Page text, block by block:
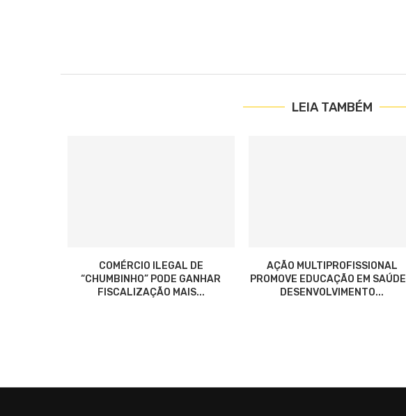
LEIA TAMBÉM
COMÉRCIO ILEGAL DE
“CHUMBINHO” PODE GANHAR
FISCALIZAÇÃO MAIS...
AÇÃO MULTIPROFISSIONAL
PROMOVE EDUCAÇÃO EM
DESENVOLVIMENTO...